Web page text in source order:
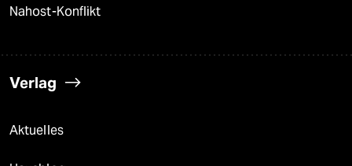
Nahost-Konflikt
Verlag
Aktuelles